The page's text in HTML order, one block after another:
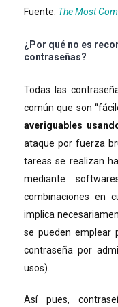
Fuente: The Most
¿Por qué no es
contraseñas?
Todas las
común que son
averiguables
ataque por fuerza
tareas se realizan
mediante
combinaciones en
implica
se pueden emplear
contraseña por
usos).
Así pues,